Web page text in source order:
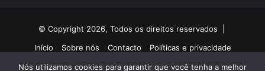
© Copyright 2026, Todos os direitos reservados |
Início
Sobre nós Contacto Políticas e privacidade
Nós utilizamos cookies para garantir que você tenha a melhor